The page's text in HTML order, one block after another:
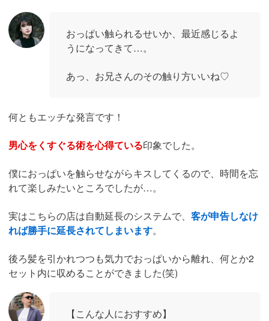
おっぱい触られるせいか、最近感じるよ
うになってきて…。
あっ、お兄さんのその触り方いいね♡
何ともエッチな発言です！
男心をくすぐる術を心得ている印象でした。
僕におっぱいを触らせながらキスしてくるので、時間を忘
れて楽しみたいところでしたが…。
実はこちらの店は自動延長のシステムで、 客が申告しなけ
れば勝手に延長されてしまいます。
後ろ髪を引かれつつも気力でおっぱいから離れ、何とか2
セット内に収めることができました(笑)
【こんな人におすすめ】